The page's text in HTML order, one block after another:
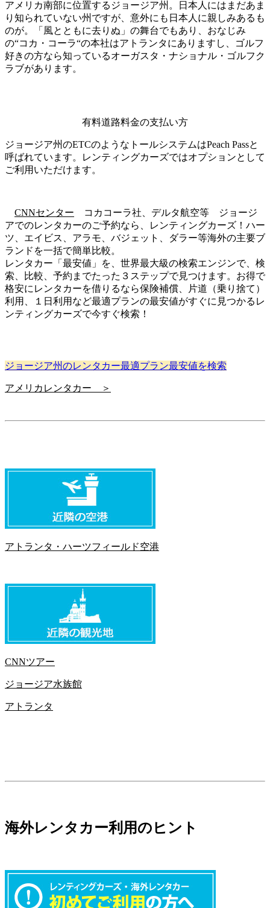
アメリカ南部に位置するジョージア州。日本人にはまだあま
り知られていない州ですが、意外にも日本人に親しみあるも
のが。「風とともに去りぬ」の舞台でもあり、おなじみ
の“コカ・コーラ“の本社はアトランタにありますし、ゴルフ
好きの方なら知っているオーガスタ・ナショナル・ゴルフク
ラブがあります。
有料道路料金の支払い方
ジョージア州のETCのようなトールシステムはPeach Passと
呼ばれています。レンティングカーズではオプションとして
ご利用いただけます。
CNNセンター コカコーラ社、デルタ航空等 ジョージ
アでのレンタカーのご予約なら、レンティングカーズ！ハー
ツ、エイビス、アラモ、バジェット、ダラー等海外の主要ブ
ランドを一括で簡単比較。
レンタカー「最安値」を、世界最大級の検索エンジンで、検
索、比較、予約までたった３ステップで見つけます。お得で
格安にレンタカーを借りるなら保険補償、片道（乗り捨て）
利用、１日利用など最適プランの最安値がすぐに見つかるレ
ンティングカーズで今すぐ検索！
ジョージア州のレンタカー最適プラン最安値を検索
アメリカレンタカー ＞
アトランタ・ハーツフィールド空港
CNNツアー
ジョージア水族館
アトランタ
海外レンタカー利用のヒント